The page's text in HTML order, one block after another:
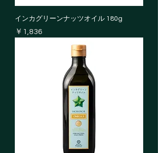
インカグリーンナッツオイル 180g
価格
￥1,836